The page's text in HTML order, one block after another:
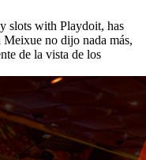
slots with Playdoit, has
no dijo nada más,
de la vista de los